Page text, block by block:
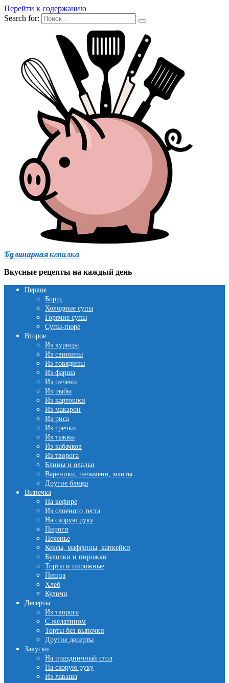
Перейти к содержанию
Search for:
Кулинарная копилка
Вкусные рецепты на каждый день
Первое
Борщ
Холодные супы
Горячие супы
Супы-пюре
Второе
Из курицы
Из свинины
Из говядины
Из фарша
Из печени
Из рыбы
Из картошки
Из макарон
Из риса
Из гречки
Из тыквы
Из кабачков
Из творога
Блины и оладьи
Вареники, пельмени, манты
Другие блюда
Выпечка
На кефире
Из слоеного теста
На скорую руку
Пироги
Печенье
Кексы, маффины, капкейки
Булочки и пирожки
Торты и пирожные
Пицца
Хлеб
Куличи
Десерты
Из творога
С желатином
Торты без выпечки
Другие десерты
Закуски
На праздничный стол
На скорую руку
Из лаваша